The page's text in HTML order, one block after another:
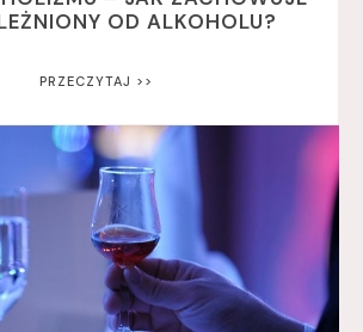
OD ALKOHOLU?
PRZECZYTAJ >>